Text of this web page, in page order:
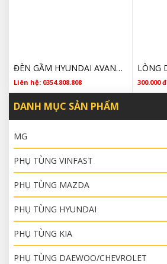
ĐÈN GẦM HYUNDAI AVANTE 2010 2011 2012 2013 2014 2015 GIÁ RẺ
Liên hệ: 0354.808.808 300.000 đ
DANH MỤC SẢN PHẨM
MG
PHỤ TÙNG VINFAST
PHỤ TÙNG MAZDA
PHỤ TÙNG HYUNDAI
PHỤ TÙNG KIA
PHỤ TÙNG DAEWOO/CHEVROLET